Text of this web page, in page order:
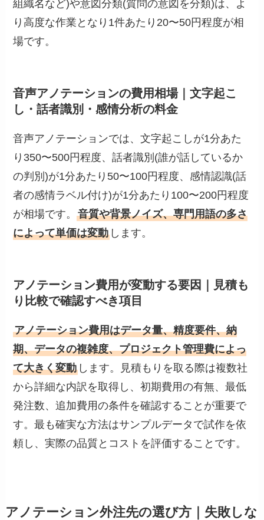
組織名など)や意図分類(質問の意図を分類)は、よ
り高度な作業となり1件あたり20〜50円程度が相
場です。
音声アノテーションの費用相場｜文字起こ
し・話者識別・感情分析の料金
音声アノテーションでは、文字起こしが1分あた
り350〜500円程度、話者識別(誰が話しているか
の判別)が1分あたり50〜100円程度、感情認識(話
者の感情ラベル付け)が1分あたり100〜200円程度
が相場です。音質や背景ノイズ、専門用語の多さ
によって単価は変動 します。
アノテーション費用が変動する要因｜見積も
り比較で確認すべき項目
アノテーション費用はデータ量、精度要件、納
期、データの複雑度、プロジェクト管理費によっ
て大きく変動 します。見積もりを取る際は複数社
から詳細な内訳を取得し、初期費用の有無、最低
発注数、追加費用の条件を確認することが重要で
す。最も確実な方法はサンプルデータで試作を依
頼し、実際の品質とコストを評価することです。
アノテーション外注先の選び方｜失敗しな